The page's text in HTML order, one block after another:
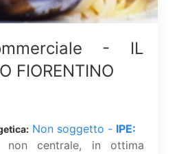
- IL
FIORENTINO
Non soggetto - IPE:
non centrale, in ottima